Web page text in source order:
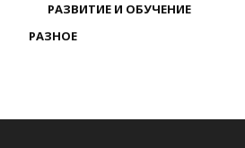
РАЗВИТИЕ И ОБУЧЕНИЕ
РАЗНОЕ